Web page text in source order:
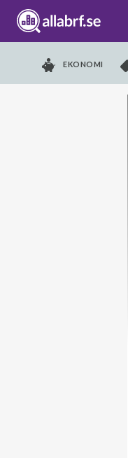
EKONOMI